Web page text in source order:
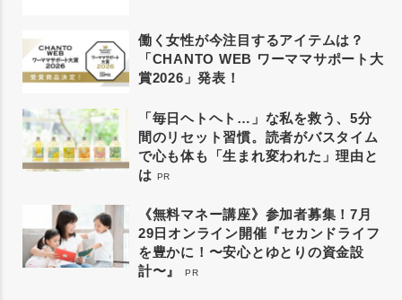
働く女性が今注目するアイテムは？
「CHANTO WEB ワーママサポート大
賞2026」発表！
「毎日ヘトヘト…」な私を救う、5分
間のリセット習慣。読者がバスタイム
で心も体も「生まれ変われた」理由と
は PR
《無料マネー講座》参加者募集！7月
29日オンライン開催『セカンドライフ
を豊かに！〜安心とゆとりの資金設
計〜』
PR